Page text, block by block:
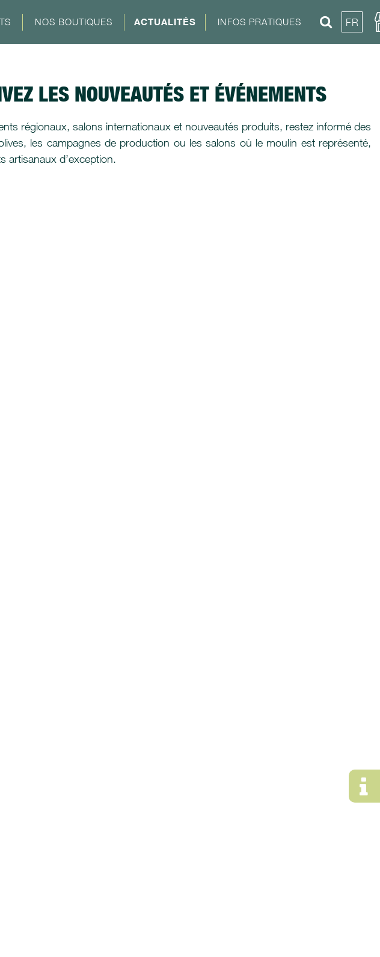
NOS BOUTIQUES ACTUALITÉS INFOS PRATIQUES FR
LES NOUVEAUTÉS ET ÉVÉNEMENTS
régionaux, salons internationaux et nouveautés produits, restez informé des
les campagnes de production ou les salons où le moulin est représenté,
artisanaux d’exception.